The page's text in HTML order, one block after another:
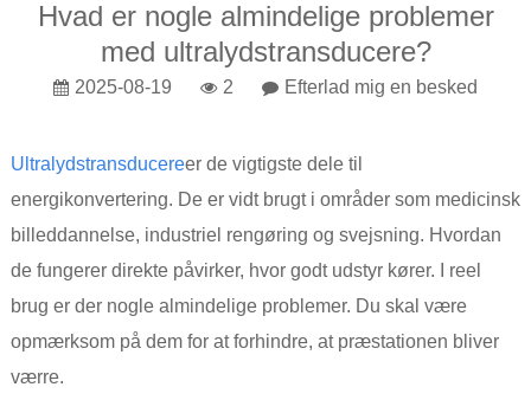
Hvad er nogle almindelige problemer
med ultralydstransducere?
2025-08-19 2 Efterlad mig en besked
Ultralydstransducereer de vigtigste dele til
energikonvertering. De er vidt brugt i områder som medicinsk
billeddannelse, industriel rengøring og svejsning. Hvordan
de fungerer direkte påvirker, hvor godt udstyr kører. I reel
brug er der nogle almindelige problemer. Du skal være
opmærksom på dem for at forhindre, at præstationen bliver
værre.